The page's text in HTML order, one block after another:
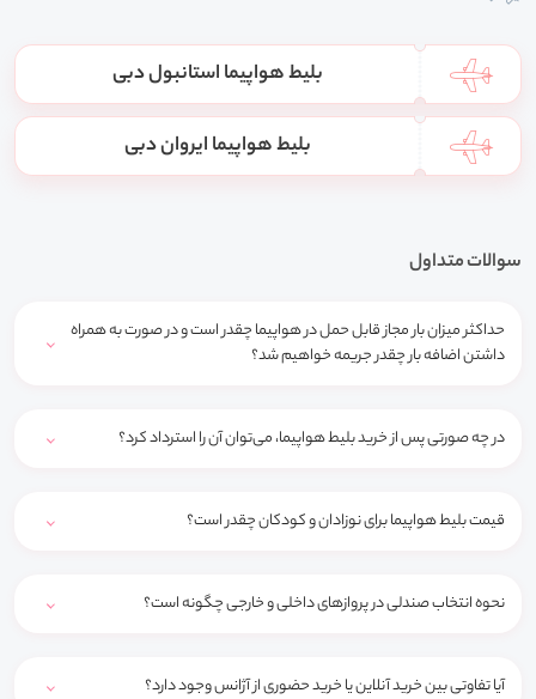
بلیط هواپیما استانبول دبی
بلیط هواپیما ایروان دبی
سوالات متداول
حداکثر میزان بار مجاز قابل حمل در هواپیما چقدر است و در صورت به همراه
داشتن اضافه بار چقدر جریمه خواهیم شد؟
در چه صورتی پس از خرید بلیط هواپیما، می‌توان آن را استرداد کرد؟
قیمت بلیط هواپیما برای نوزادان و کودکان چقدر است؟
نحوه انتخاب صندلی در پروازهای داخلی و خارجی چگونه است؟
آیا تفاوتی بین خرید آنلاین یا خرید حضوری از آژانس وجود دارد؟